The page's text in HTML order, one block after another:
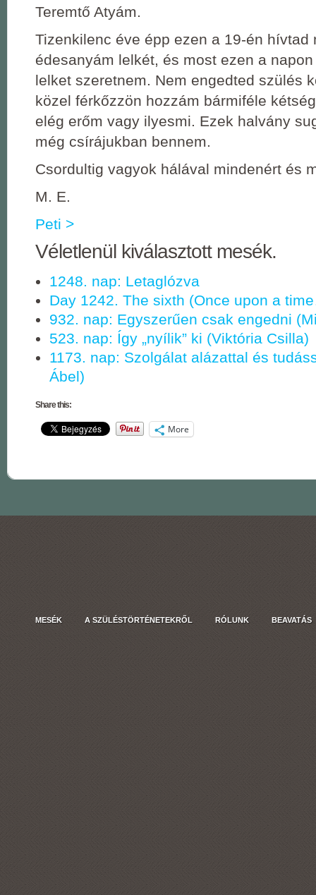
Teremtő Atyám.
Tizenkilenc éve épp ezen a 19-én hívtad
édesanyám lelkét, és most ezen a
lelket szeretnem. Nem engedted szülés
közel férkőzzön hozzám bármiféle
elég erőm vagy ilyesmi. Ezek halvány
még csírájukban bennem.
Csordultig vagyok hálával mindenért és
M. E.
Peti >
Véletlenül kiválasztott mesék.
1248. nap: Letaglózva
Day 1242. The sixth (Once upon a
932. nap: Egyszerűen csak engedni
523. nap: Így „nyílik” ki (Viktória Csilla)
1173. nap: Szolgálat alázattal és
Ábel)
Share this:
More
MESÉK A SZÜLÉSTÖRTÉNETEKRŐL RÓLUNK BEAVATÁS